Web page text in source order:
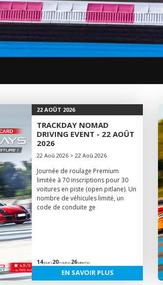
22 AOÛT 2026
TRACKDAY NOMAD
DRIVING EVENT - 22 AOÛT
2026
22 Aoû 2026 > 22 Aoû 2026
Journée de roulage Premium
limitée à 70 inscriptions pour 30
voitures en piste (open pitlane). Un
nombre de véhicules limité, un
code de conduite ge
14JOURS20HEURES26MINUTES
EN SAVOIR PLUS